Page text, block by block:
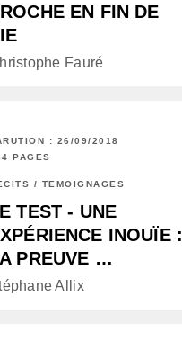
EN FIN DE
Fauré
: 26/09/2018
PAGES
/ TÉMOIGNAGES
TEST - UNE
INOUÏE :
PREUVE …
Allix